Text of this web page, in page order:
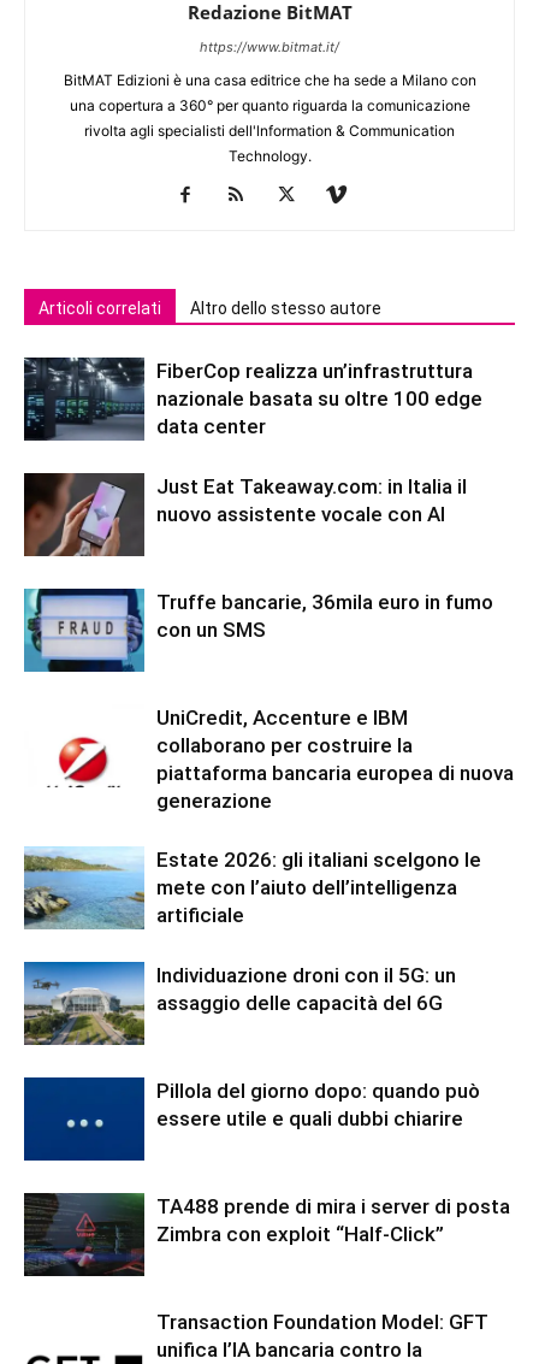
Redazione BitMAT
https://www.bitmat.it/
BitMAT Edizioni è una casa editrice che ha sede a Milano con
una copertura a 360° per quanto riguarda la comunicazione
rivolta agli specialisti dell'lnformation & Communication
Technology.
Articoli correlati Altro dello stesso autore
FiberCop realizza un’infrastruttura
nazionale basata su oltre 100 edge
data center
Just Eat Takeaway.com: in Italia il
nuovo assistente vocale con AI
Truffe bancarie, 36mila euro in fumo
con un SMS
UniCredit, Accenture e IBM
collaborano per costruire la
piattaforma bancaria europea di nuova
generazione
Estate 2026: gli italiani scelgono le
mete con l’aiuto dell’intelligenza
artificiale
Individuazione droni con il 5G: un
assaggio delle capacità del 6G
Pillola del giorno dopo: quando può
essere utile e quali dubbi chiarire
TA488 prende di mira i server di posta
Zimbra con exploit “Half-Click”
Transaction Foundation Model: GFT
unifica l’IA bancaria contro la